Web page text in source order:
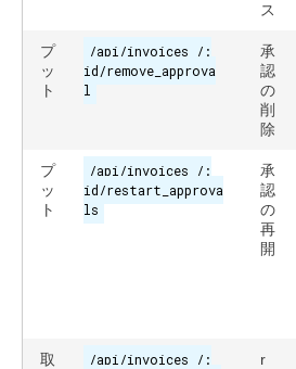
ス
プ
ッ
ト
/api/invoices /:
id/remove_approva
l
承
認
の
削
除
プ
ッ
ト
/api/invoices /:
id/restart_approva
ls
承
認
の
再
開
取
/api/invoices /:
r